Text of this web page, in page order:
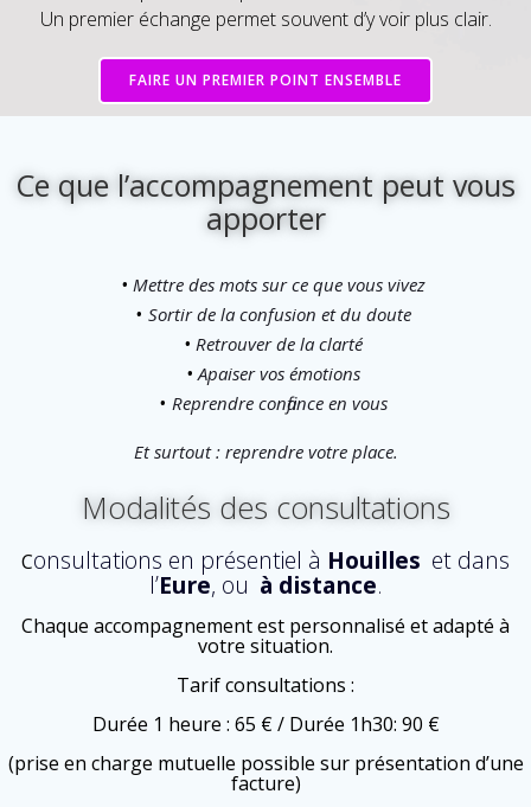
Un premier échange permet souvent d’y voir plus clair.
FAIRE UN PREMIER POINT ENSEMBLE
Ce que l’accompagnement peut vous
apporter
Mettre des mots sur ce que vous vivez
Sortir de la confusion et du doute
Retrouver de la clarté
Apaiser vos émotions
Reprendre confiance en vous
Et surtout : reprendre votre place.
Modalités des consultations
Consultations en présentiel à Houilles et dans
l’Eure, ou à distance.
Chaque accompagnement est personnalisé et adapté à
votre situation.
Tarif consultations :
Durée 1 heure : 65 € / Durée 1h30: 90 €
(prise en charge mutuelle possible sur présentation d’une
facture)